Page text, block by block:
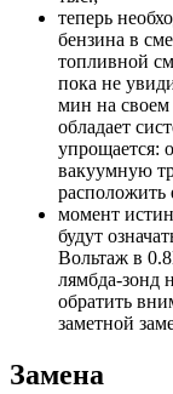
теперь
бензина в
топливной
пока не
мин на своем
обладает
упрощается:
вакуумную
расположить
момент
будут
Вольтаж в
лямбда-зонд
обратить
заметной
Замена